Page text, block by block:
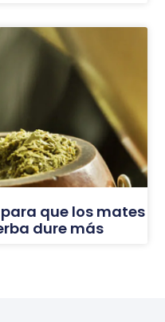
que los mates
dure más